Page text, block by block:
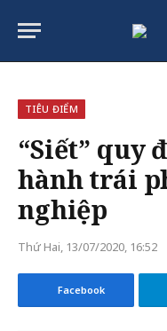
TIÊU ĐIỂM
“Siết” quy
hành trái
nghiệp
Thứ Hai, 13/07/2020, 16:52
Facebook